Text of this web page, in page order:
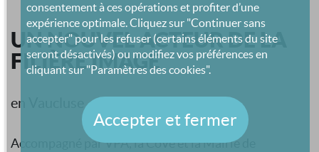
UN NOUVEL ACTEUR DE LA
FILIÈRE IMAGE
en Vaucluse
Accompagné par VPA, la CoVe et la Mairie de
consentement à ces opérations et profiter d’une
expérience optimale. Cliquez sur "Continuer sans
accepter" pour les refuser (certains éléments du site
seront désactivés) ou modifiez vos préférences en
cliquant sur "Paramètres des cookies".
Accepter et fermer